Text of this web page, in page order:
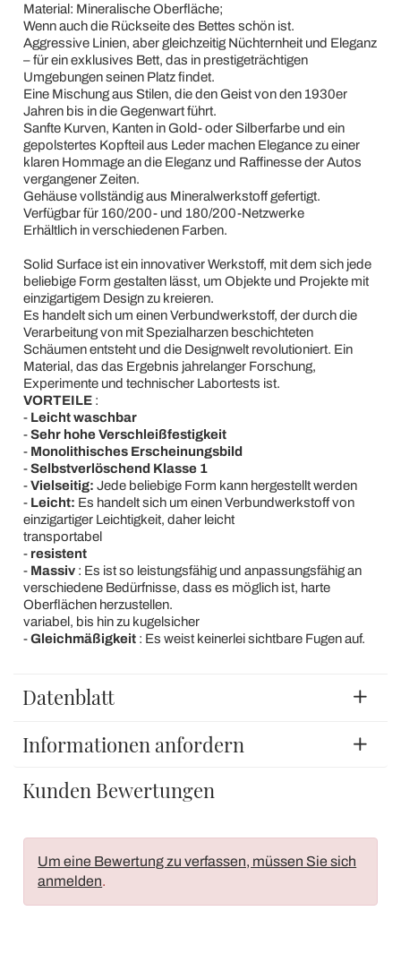
Material: Mineralische Oberfläche;
Wenn auch die Rückseite des Bettes schön ist.
Aggressive Linien, aber gleichzeitig Nüchternheit und Eleganz
– für ein exklusives Bett, das in prestigeträchtigen
Umgebungen seinen Platz findet.
Eine Mischung aus Stilen, die den Geist von den 1930er
Jahren bis in die Gegenwart führt.
Sanfte Kurven, Kanten in Gold- oder Silberfarbe und ein
gepolstertes Kopfteil aus Leder machen Elegance zu einer
klaren Hommage an die Eleganz und Raffinesse der Autos
vergangener Zeiten.
Gehäuse vollständig aus Mineralwerkstoff gefertigt.
Verfügbar für 160/200- und 180/200-Netzwerke
Erhältlich in verschiedenen Farben.
Solid Surface ist ein innovativer Werkstoff, mit dem sich jede
beliebige Form gestalten lässt, um Objekte und Projekte mit
einzigartigem Design zu kreieren.
Es handelt sich um einen Verbundwerkstoff, der durch die
Verarbeitung von mit Spezialharzen beschichteten
Schäumen entsteht und die Designwelt revolutioniert. Ein
Material, das das Ergebnis jahrelanger Forschung,
Experimente und technischer Labortests ist.
VORTEILE:
- Leicht waschbar
-Sehr hohe Verschleißfestigkeit
- Monolithisches Erscheinungsbild
-Selbstverlöschend Klasse 1
-Vielseitig: Jede beliebige Form kann hergestellt werden
- Leicht: Es handelt sich um einen Verbundwerkstoff von
einzigartiger Leichtigkeit, daher leicht
transportabel
- resistent
- Massiv: Es ist so leistungsfähig und anpassungsfähig an
verschiedene Bedürfnisse, dass es möglich ist, harte
Oberflächen herzustellen.
variabel, bis hin zu kugelsicher
-Gleichmäßigkeit: Es weist keinerlei sichtbare Fugen auf.
Datenblatt
Informationen anfordern
Kunden Bewertungen
Um eine Bewertung zu verfassen, müssen Sie sich
anmelden.